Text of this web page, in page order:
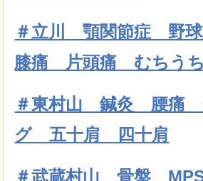
＃立川 顎関節症 野
膝痛 片頭痛 むちうち
＃東村山 鍼灸 腰痛
グ 五十肩 四十肩
＃武蔵村山 骨盤